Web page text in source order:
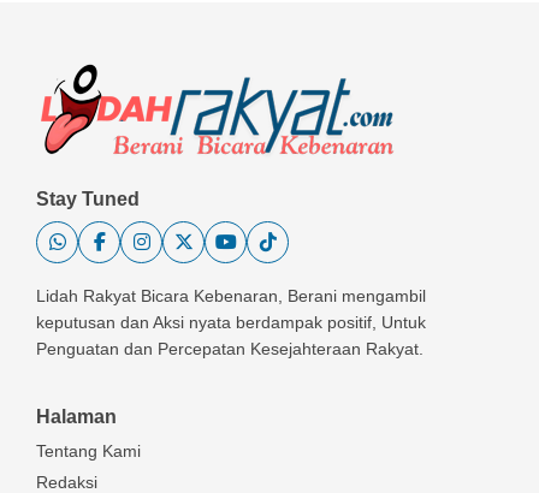
Stay Tuned
Lidah Rakyat Bicara Kebenaran, Berani mengambil
keputusan dan Aksi nyata berdampak positif, Untuk
Penguatan dan Percepatan Kesejahteraan Rakyat.
Halaman
Tentang Kami
Redaksi